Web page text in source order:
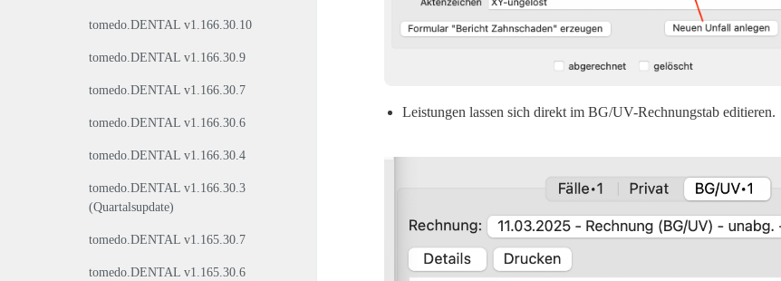
tomedo.DENTAL v1.166.30.10
tomedo.DENTAL v1.166.30.9
tomedo.DENTAL v1.166.30.7
tomedo.DENTAL v1.166.30.6
tomedo.DENTAL v1.166.30.4
tomedo.DENTAL v1.166.30.3
(Quartalsupdate)
tomedo.DENTAL v1.165.30.7
tomedo.DENTAL v1.165.30.6
Leistungen lassen sich direkt im BG/UV-Rechnungstab editieren.